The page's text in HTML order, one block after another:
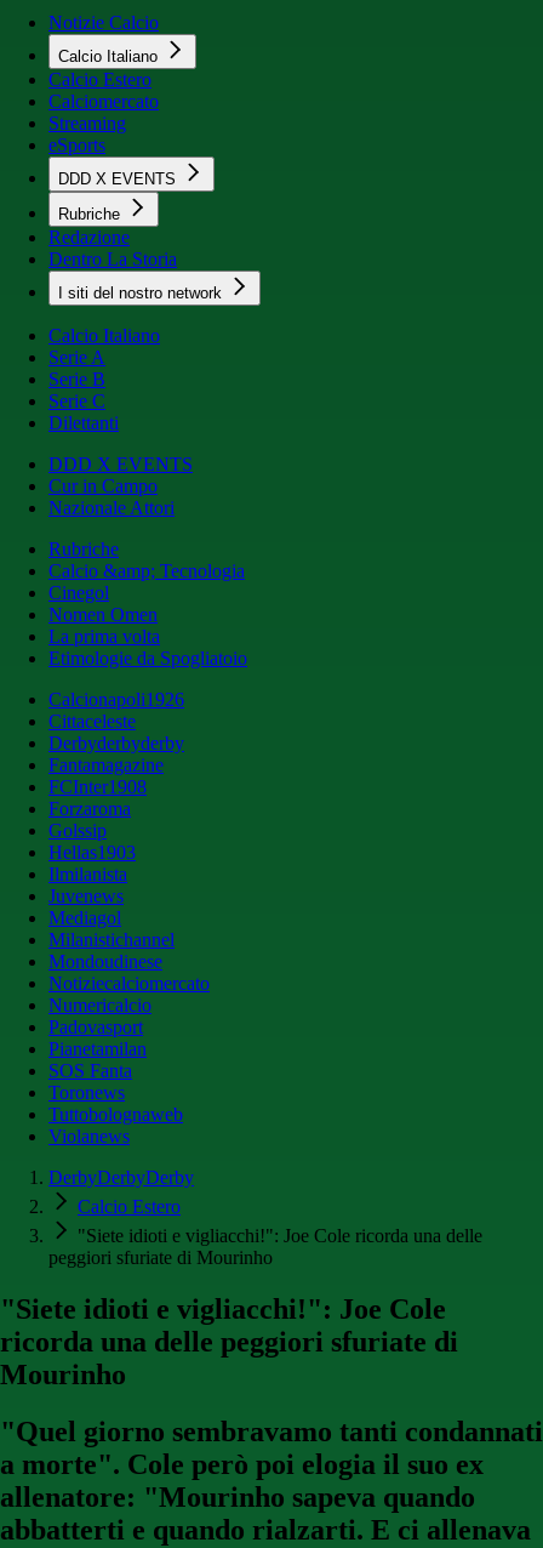
Notizie Calcio
Calcio Italiano
Calcio Estero
Calciomercato
Streaming
eSports
DDD X EVENTS
Rubriche
Redazione
Dentro La Storia
I siti del nostro network
Calcio Italiano
Serie A
Serie B
Serie C
Dilettanti
DDD X EVENTS
Cur in Campo
Nazionale Attori
Rubriche
Calcio &amp; Tecnologia
Cinegol
Nomen Omen
La prima volta
Etimologie da Spogliatoio
Calcionapoli1926
Cittaceleste
Derbyderbyderby
Fantamagazine
FCInter1908
Forzaroma
Golssip
Hellas1903
Ilmilanista
Juvenews
Mediagol
Milanistichannel
Mondoudinese
Notiziecalciomercato
Numericalcio
Padovasport
Pianetamilan
SOS Fanta
Toronews
Tuttobolognaweb
Violanews
DerbyDerbyDerby
Calcio Estero
"Siete idioti e vigliacchi!": Joe Cole ricorda una delle
peggiori sfuriate di Mourinho
"Siete idioti e vigliacchi!": Joe Cole
ricorda una delle peggiori sfuriate di
Mourinho
"Quel giorno sembravamo tanti condannati
a morte". Cole però poi elogia il suo ex
allenatore: "Mourinho sapeva quando
abbatterti e quando rialzarti. E ci allenava